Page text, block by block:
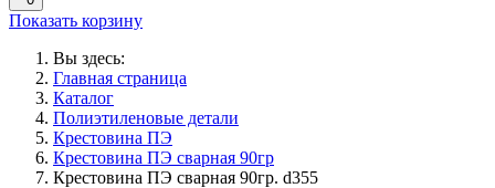
Показать корзину
Вы здесь:
Главная страница
Каталог
Полиэтиленовые детали
Крестовина ПЭ
Крестовина ПЭ сварная 90гр
Крестовина ПЭ сварная 90гр. d355